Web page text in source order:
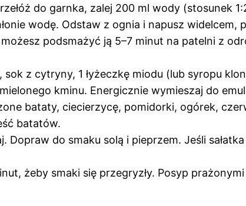
do garnka, zalej 200 ml wody (stosunek
wodę. Odstaw z ognia i napusz widelcem,
podsmażyć ją 5–7 minut na patelni z
z cytryny, 1 łyżeczkę miodu (lub syropu
kminu. Energicznie wymieszaj do
bataty, ciecierzycę, pomidorki, ogórek,
batatów.
do smaku solą i pieprzem. Jeśli
żeby smaki się przegryzły. Posyp